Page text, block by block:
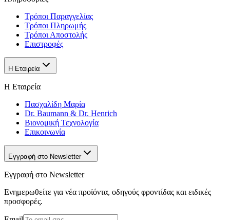
Τρόποι Παραγγελίας
Τρόποι Πληρωμής
Τρόποι Αποστολής
Επιστροφές
Η Εταιρεία
Η Εταιρεία
Πασχαλίδη Μαρία
Dr. Baumann & Dr. Henrich
Βιονομική Τεχνολογία
Επικοινωνία
Εγγραφή στο Newsletter
Εγγραφή στο Newsletter
Ενημερωθείτε για νέα προϊόντα, οδηγούς φροντίδας και ειδικές
προσφορές.